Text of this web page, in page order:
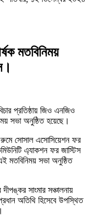
মতবিনিময়
প্রতিষ্ঠায় জিও এনজিও
সভা অনুষ্ঠিত হয়েছে।
রুমে সোসাল এসোসিয়েশন ফর
এ্যাকশন ফর জাস্টিস
মতবিনিময় সভা অনুষ্ঠিত
সাংমার সঞ্চালনায়
অতিথি হিসেবে উপস্থিত